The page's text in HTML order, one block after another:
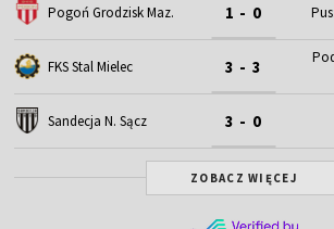
Pogoń Grodzisk Maz. 1 - 0
FKS Stal Mielec 3 - 3
Sandecja N. Sącz 3 - 0
ZOBACZ WIĘCEJ